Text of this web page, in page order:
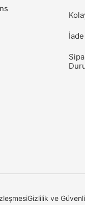
Gizlilik ve